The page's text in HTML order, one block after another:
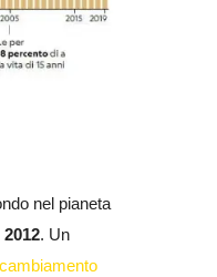
nel pianeta
. Un